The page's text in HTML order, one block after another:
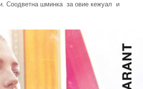
Соодветна шминка за овие кежуал и